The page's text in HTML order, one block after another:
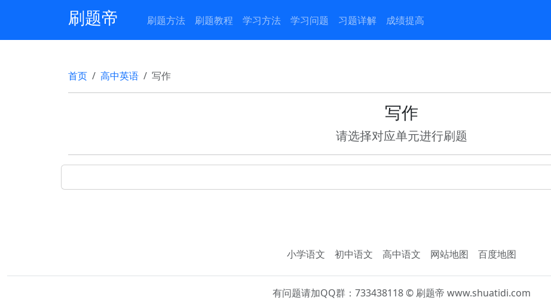
刷题帝 刷题方法 刷题教程 学习方法 学习问题 习题详解 成绩提高
首页 高中英语 写作
写作
请选择对应单元进行刷题
小学语文 初中语文 高中语文 网站地图 百度地图
有问题请加QQ群：733438118 © 刷题帝 www.shuatidi.com